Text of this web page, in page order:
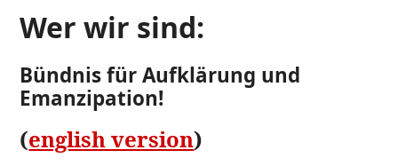
Wer wir sind:
Bündnis für Aufklärung und
Emanzipation!
(english version)